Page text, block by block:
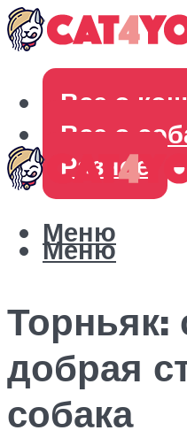
Все о
Все о
Разное
Меню
Меню
Торньяк:
добрая
собака